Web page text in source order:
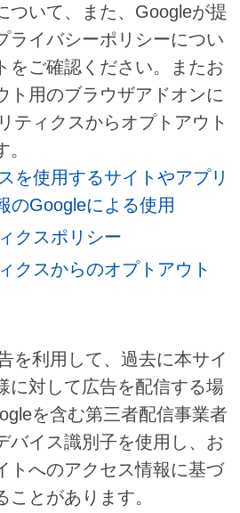
ついて、また、Googleが提
ライバシーポリシーについ
をご確認ください。またお
ト用のブラウザアドオンに
ティクスからオプトアウト
を使用するサイトやアプリ
のGoogleによる使用
クスポリシー
クスからのオプトアウト
を利用して、過去に本サイ
に対して広告を配信する場
を含む第三者配信事業者
バイス識別子を使用し、お
トへのアクセス情報に基づ
とがあります。